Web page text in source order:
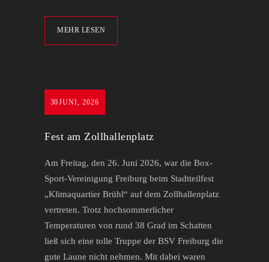
MEHR LESEN
30JUNI, 2026
Fest am Zollhallenplatz
Am Freitag, den 26. Juni 2026, war die Box-
Sport-Vereinigung Freiburg beim Stadtteilfest
„Klimaquartier Brühl“ auf dem Zollhallenplatz
vertreten. Trotz hochsommerlicher
Temperaturen von rund 38 Grad im Schatten
ließ sich eine tolle Truppe der BSV Freiburg die
gute Laune nicht nehmen. Mit dabei waren